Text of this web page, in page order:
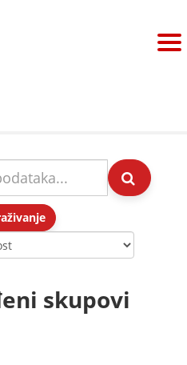
skupovi